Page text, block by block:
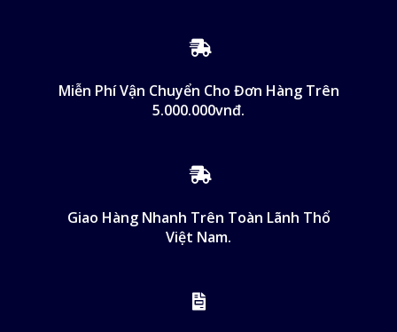
Miễn Phí Vận Chuyển Cho Đơn Hàng Trên
5.000.000vnđ.
Giao Hàng Nhanh Trên Toàn Lãnh Thổ
Việt Nam.